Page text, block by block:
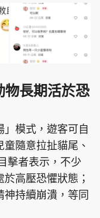
物長期活於恐
模式，遊客可自
隨意拉扯貓尾、
擊者表示，不少
高壓恐懼狀態；
持續崩潰，等同